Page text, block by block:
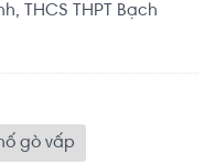
THCS THPT Bạch
gò vấp